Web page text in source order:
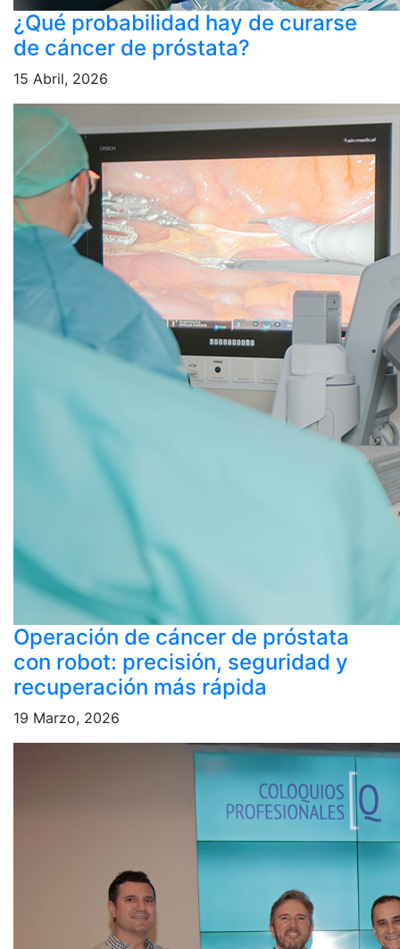
¿Qué probabilidad hay de curarse
de cáncer de próstata?
15 Abril, 2026
Operación de cáncer de próstata
con robot: precisión, seguridad y
recuperación más rápida
19 Marzo, 2026